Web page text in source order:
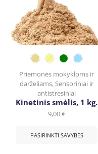
Priemonės mokykloms ir
darželiams, Sensoriniai ir
antistresiniai
Kinetinis smėlis, 1 kg.
9,00€
PASIRINKTI SAVYBES